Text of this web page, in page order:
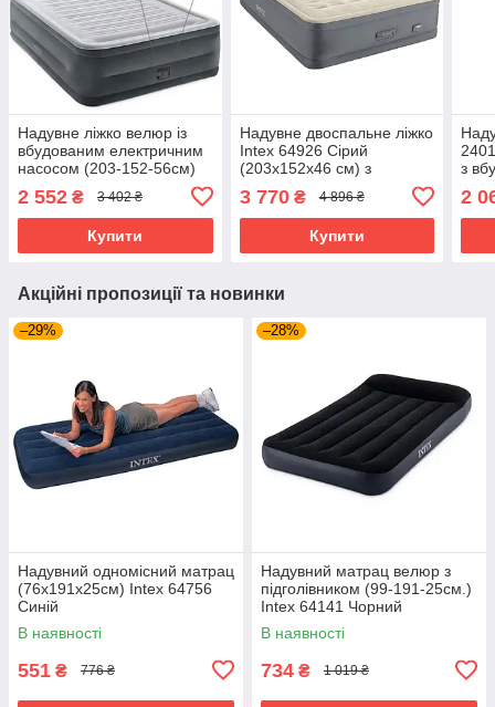
Надувне ліжко велюр із
вбудованим електричним
насосом (203-152-56см)
2 552 ₴ 3 402 ₴
Купити
Надувне двоспальне ліжко
Intex 64926 Сірий
(203x152x46 см) з
вбудованим електричним
насосом
3 770₴ 4 896 ₴
Купити
з
2
Акційні пропозиції та новинки
–29%
Надувний одномісний матрац
(76х191х25см) Intex 64756
Синій
В наявності
551 ₴ 776 ₴
–28%
Надувний матрац велюр з
підголівником (99-191-25см.)
Intex 64141 Чорний
В наявності
734 ₴ 1 019 ₴